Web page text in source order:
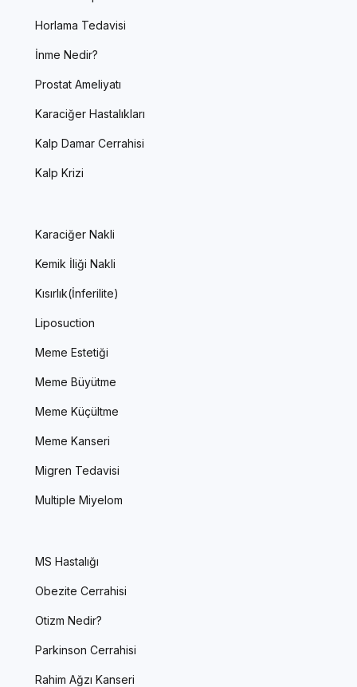
Horlama Tedavisi
İnme Nedir?
Prostat Ameliyatı
Karaciğer Hastalıkları
Kalp Damar Cerrahisi
Kalp Krizi
Karaciğer Nakli
Kemik İliği Nakli
Kısırlık(İnferilite)
Liposuction
Meme Estetiği
Meme Büyütme
Meme Küçültme
Meme Kanseri
Migren Tedavisi
Multiple Miyelom
MS Hastalığı
Obezite Cerrahisi
Otizm Nedir?
Parkinson Cerrahisi
Rahim Ağzı Kanseri